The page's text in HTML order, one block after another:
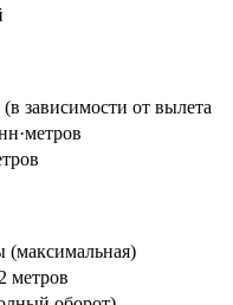
зависимости от вылета
(максимальная)
метров